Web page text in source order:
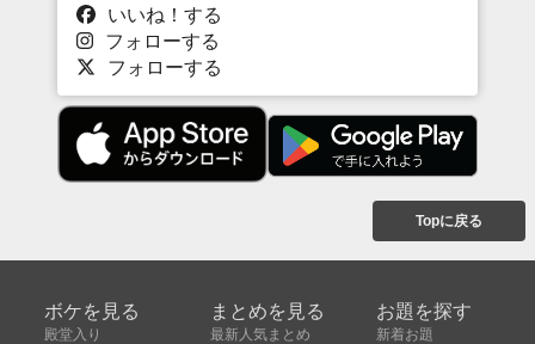
いいね！する
フォローする
フォローする
Topに戻る
ボケを見る
殿堂入り
まとめを見る
最新人気まとめ
お題を探す
新着お題